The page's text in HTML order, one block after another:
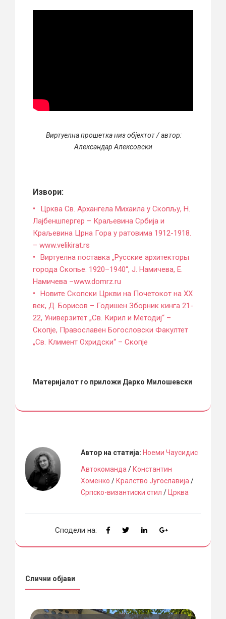
Виртуелна прошетка низ објектот / автор:
Александар Алексовски
Извори:
Црква Св. Архангела Михаила у Скопљу, Н.
Лајбеншпергер – Краљевина Србија и
Краљевина Црна Гора у ратовима 1912-1918.
– www.velikirat.rs
Виртуелна поставка „Русские архитекторы
города Скопье. 1920–1940“, Ј. Намичева, Е.
Намичева –www.domrz.ru
Новите Скопски Цркви на Почетокот на ХХ
век, Д. Борисов – Годишен Зборник кинга 21-
22, Универзитет „Св. Кирил и Методиј“ –
Скопје, Православен Богословски Факултет
„Св. Климент Охридски“ – Скопје
Материјалот го приложи Дарко Милошевски
Автор на статија: Ноеми Чаусидис
Автокоманда / Константин
Хоменко / Кралство Југославија /
Српско-византиски стил / Црква
Сподели на:
Слични објави